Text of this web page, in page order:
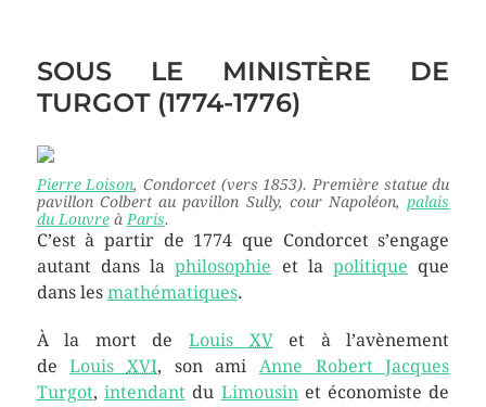
SOUS LE MINISTÈRE DE
TURGOT (1774-1776)
Pierre Loison, Condorcet(vers 1853). Première statue du
pavillon Colbert au pavillon Sully, cour Napoléon,palais
du LouvreàParis.
C’est à partir de 1774 que Condorcet s’engage
autant dans laphilosophie et lapolitique que
dans les mathématiques.
À la mort de Louis XVet à l’avènement
deLouis XVI, son amiAnne Robert Jacques
Turgot, intendantdu Limousinet économiste de